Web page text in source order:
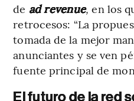
de ad revenue, en los
retrocesos: “La
tomada de la mejor
anunciantes y se ven
fuente principal de
El futuro de la red